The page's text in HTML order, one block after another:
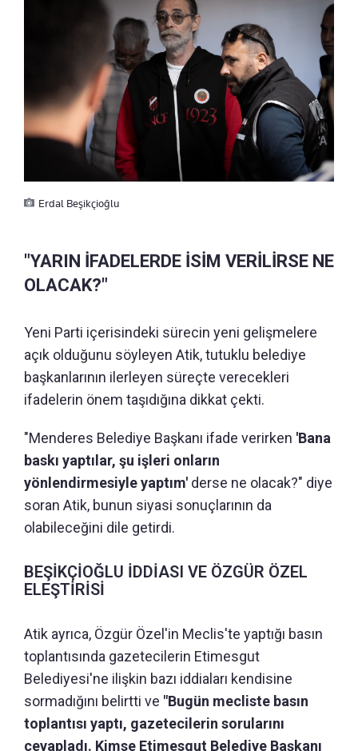
Erdal Beşikçioğlu
"YARIN İFADELERDE İSİM VERİLİRSE NE
OLACAK?"
Yeni Parti içerisindeki sürecin yeni gelişmelere
açık olduğunu söyleyen Atik, tutuklu belediye
başkanlarının ilerleyen süreçte verecekleri
ifadelerin önem taşıdığına dikkat çekti.
"Menderes Belediye Başkanı ifade verirken 'Bana
baskı yaptılar, şu işleri onların
yönlendirmesiyle yaptım' derse ne olacak?" diye
soran Atik, bunun siyasi sonuçlarının da
olabileceğini dile getirdi.
BEŞİKÇİOĞLU İDDİASI VE ÖZGÜR ÖZEL
ELEŞTİRİSİ
Atik ayrıca, Özgür Özel'in Meclis'te yaptığı basın
toplantısında gazetecilerin Etimesgut
Belediyesi'ne ilişkin bazı iddiaları kendisine
sormadığını belirtti ve "Bugün mecliste basın
toplantısı yaptı, gazetecilerin sorularını
cevapladı. Kimse Etimesgut Belediye Başkanı